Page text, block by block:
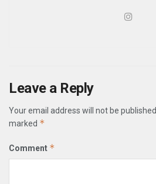
Leave a Reply
Your email address will not be published.
marked *
Comment *